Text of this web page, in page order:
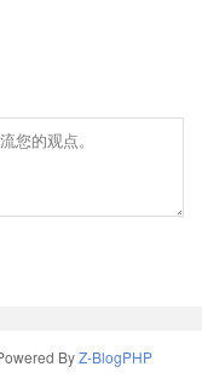
ByZ-BlogPHP